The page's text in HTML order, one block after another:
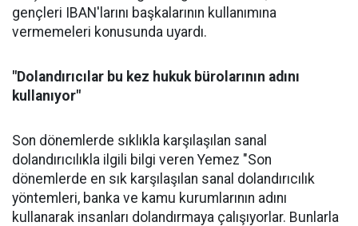
gençleri IBAN'larını başkalarının kullanımına
vermemeleri konusunda uyardı.
"Dolandırıcılar bu kez hukuk bürolarının adını
kullanıyor"
Son dönemlerde sıklıkla karşılaşılan sanal
dolandırıcılıkla ilgili bilgi veren Yemez "Son
dönemlerde en sık karşılaşılan sanal dolandırıcılık
yöntemleri, banka ve kamu kurumlarının adını
kullanarak insanları dolandırmaya çalışıyorlar. Bunlarla